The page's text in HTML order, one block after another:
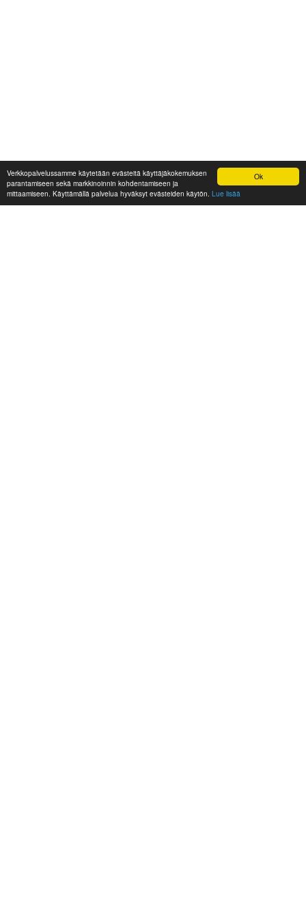
Ok
Verkkopalvelussamme käytetään evästeitä käyttäjäkokemuksen
parantamiseen sekä markkinoinnin kohdentamiseen ja
mittaamiseen. Käyttämällä palvelua hyväksyt evästeiden käytön. Lue lisää